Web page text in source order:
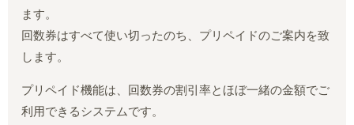
ます。
回数券はすべて使い切ったのち、プリペイドのご案内を致
します。
プリペイド機能は、回数券の割引率とほぼ一緒の金額でご
利用できるシステムです。